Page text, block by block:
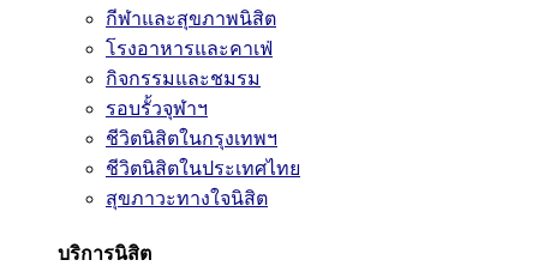
กีฬาและสุขภาพนิสิต
โรงอาหารและคาเฟ่
กิจกรรมและชมรม
รอบรั้วจุฬาฯ
ชีวิตนิสิตในกรุงเทพฯ
ชีวิตนิสิตในประเทศไทย
สุขภาวะทางใจนิสิต
บริการนิสิต